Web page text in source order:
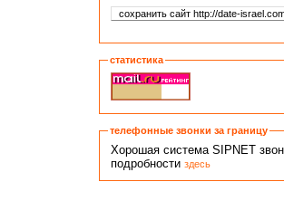
статистика
телефонные звонки за границу
Хорошая система SIPNET
подробностиздесь